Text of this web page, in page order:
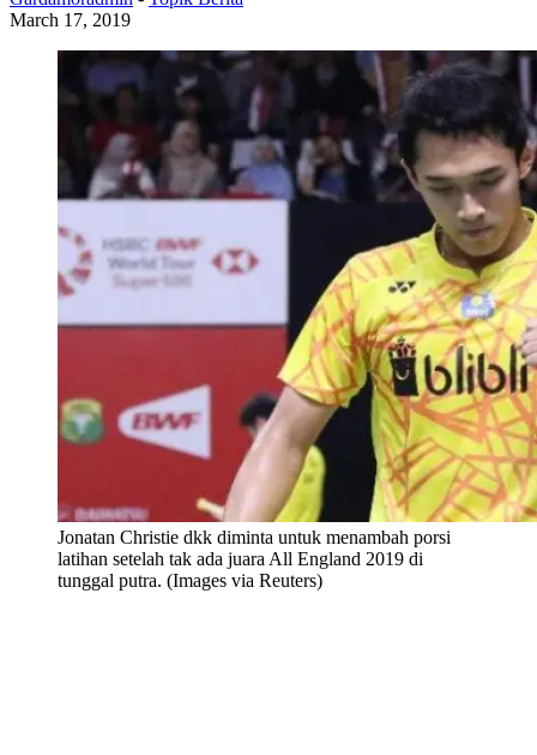
March 17, 2019
Jonatan Christie dkk diminta untuk menambah porsi
latihan setelah tak ada juara All England 2019 di
tunggal putra. (Images via Reuters)